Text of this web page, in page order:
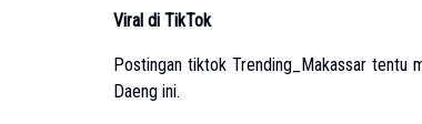
Viral di TikTok
Postingan tiktok Trending_Makassar tentu
Daeng ini.